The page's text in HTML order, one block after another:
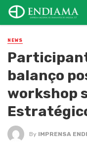
NEWS
balanço
workshop
By IMPRENSA